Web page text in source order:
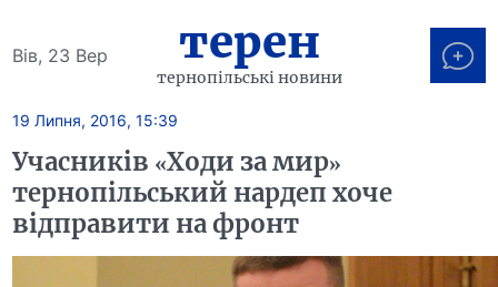
Вів, 23 Вер терен
тернопільські новини
19 Липня, 2016, 15:39
Учасників «Ходи за мир»
тернопільський нардеп хоче
відправити на фронт